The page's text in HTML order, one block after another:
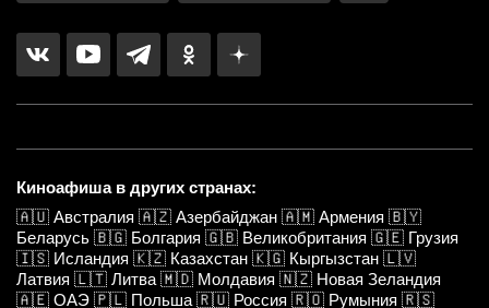
Киноафиша в других странах:
🇦🇺 Австралия 🇦🇿 Азербайджан 🇦🇲 Армения 🇧🇾
Беларусь 🇧🇬 Болгария 🇬🇧 Великобритания 🇬🇪 Грузия
🇮🇸 Исландия 🇰🇿 Казахстан 🇰🇬 Кыргызстан 🇱🇻
Латвия 🇱🇹 Литва 🇲🇩 Молдавия 🇳🇿 Новая Зеландия
🇦🇪 ОАЭ 🇵🇱 Польша 🇷🇺 Россия 🇷🇴 Румыния 🇷🇸